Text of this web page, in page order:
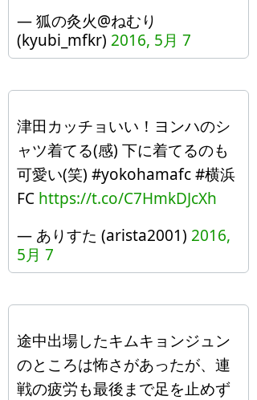
— 狐の灸火@ねむり
(kyubi_mfkr) 2016, 5月 7
津田カッチョいい！ヨンハのシ
ャツ着てる(感) 下に着てるのも
可愛い(笑) #yokohamafc #横浜
FC https://t.co/C7HmkDJcXh
— ありすた (arista2001) 2016,
5月 7
途中出場したキムキョンジュン
のところは怖さがあったが、連
戦の疲労も最後まで足を止めず